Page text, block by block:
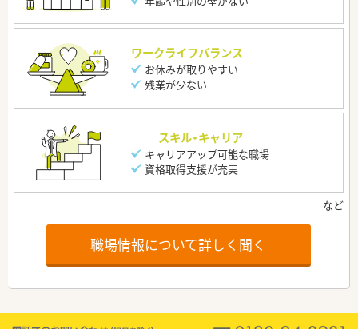
ワークライフバランス
お休みが取りやすい
残業が少ない
スキル・キャリア
キャリアアップ可能な職場
資格取得支援が充実
職場情報について詳しく聞く